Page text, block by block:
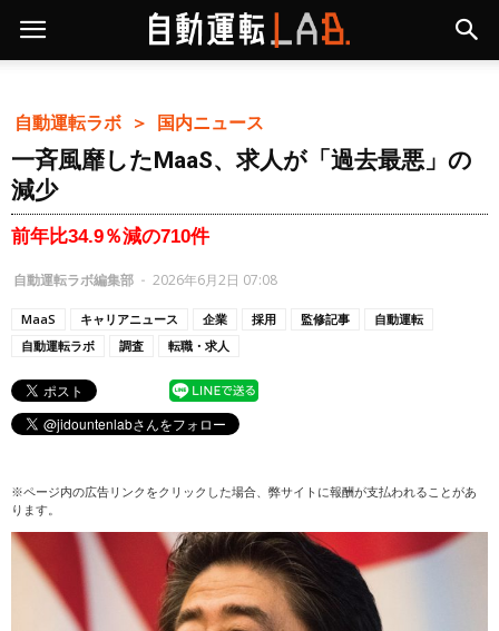
自動運転ラボ ＞ 国内ニュース
一斉風靡したMaaS、求人が「過去最悪」の
減少
前年比34.9％減の710件
自動運転ラボ編集部 - 2026年6月2日 07:08
MaaS キャリアニュース 企業 採用 監修記事
自動運転
自動運転ラボ
調査 転職・求人
※ページ内の広告リンクをクリックした場合、弊サイトに報酬が支払われることがあ
ります。